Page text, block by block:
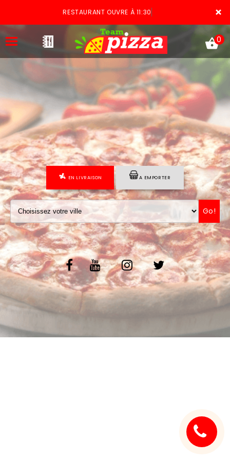
×
RESTAURANT OUVRE À 11:30
ACCUEIL
LA CARTE
VOTRE COMPTE
NOTRE RESTAURANT
VOS AVIS
MENTIONS LÉGALES
C.G.V
0
EN LIVRAISON A EMPORTER
Go!